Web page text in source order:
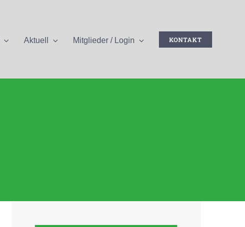
Aktuell Mitglieder / Login KONTAKT